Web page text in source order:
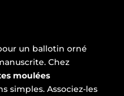
un ballotin orné
Chez
moulées
simples. Associez-les